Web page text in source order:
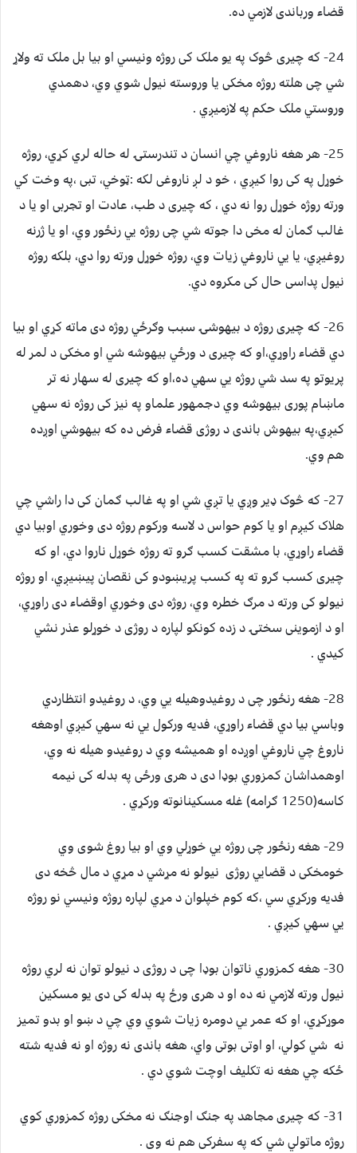
قضاء ورباندی لازمي ده.
24- که چيری څوک په يو ملک کی روژه ونيسي او بيا بل ملک ته ولاړ
شي چی هلته روژه مخکی يا وروسته نيول شوي وي، دهمدي
وروستي ملک حکم په لازميږي .
25- هر هغه ناروغي چي انسان د تندرستۍ له حاله لري کړي، روژه
خوړل په کی روا کيږي ، خو د لږ ناروغی لکه :ټوخي، تبی ،په وخت کي
ورته روژه خوړل روا نه دي ، که چيری د طب، عادت او تجربی او يا د
غالب ګمان له مخی دا جوته شي چی روژه يي رنځور وي، او يا ژرنه
روغيږي، يا يي ناروغي زيات وي، روژه خوړل ورته روا دي، بلکه روژه
نيول پداسی حال کی مکروه دي.
26- که چيری روژه د بيهوشۍ سبب وګرځي روژه دی ماته کړي او بيا
دي قضاء راوړي،او که چيری د ورځي بيهوشه شي او مخکی د لمر له
پريوتو په سد شي روژه يي سهي ده،او که چيری له سهار نه تر
ماښام پوری بيهوشه وي دجمهور علماو په نيز کی روژه نه سهي
کيږي،په بيهوش باندی د روژی قضاء فرض ده که بيهوشي اوږده
هم وي.
27- که څوک ډير وږي يا تږي شي او په غالب ګمان کی دا راشي چي
هلاک کيږم او يا کوم حواس د لاسه ورکوم روژه دی وخوري اوبيا دي
قضاء راوړي، با مشقت کسب ګرو ته روژه خوړل ناروا دي، او که
چيری کسب ګرو ته په کسب پريښودو کی نقصان پيښيږي، او روژه
نيولو کی ورته د مرګ خطره وي، روژه دی وخوري اوقضاء دی راوړي،
او د ازموينی سختۍ د زده کونکو لپاره د روژی د خوړلو عذر نشي
کيدي .
28- هغه رنځور چی د روغيدوهيله يي وي، د روغيدو انتظاردي
وباسي بيا دي قضاء راوړي، فديه ورکول يي نه سهي کيږي اوهغه
ناروغ چي ناروغي اوږده او هميشه وي د روغيدو هيله نه وي،
اوهمداشان کمزوري بوډا دی د هری ورځی په بدله کی نيمه
کاسه(1250 ګرامه) غله مسکينانوته ورکړي .
29- هغه رنځور چی روژه يي خوړلي وي او بيا روغ شوی وي
خومخکی د قضايي روژی نيولو نه مړشي د مړي د مال څخه دی
فديه ورکړي سي ،که کوم خپلوان د مړي لپاره روژه ونيسي نو روژه
يي سهي کيږي .
30- هغه کمزوري ناتوان بوډا چی د روژی د نيولو توان نه لري روژه
نيول ورته لازمي نه ده او د هری ورځ په بدله کی دی يو مسکين
موړکړي، او که عمر يي دومره زيات شوي وي چي د ښو او بدو تميز
نه شي کولي، او اوتی بوتی واي، هغه باندی نه روژه او نه فديه شته
ځکه چي هغه نه تکليف اوچت شوي دي .
31- که چيری مجاهد په جنګ اوجنګ نه مخکی روژه کمزوري کوي
روژه ماتولي شي که په سفرکی هم نه وی .